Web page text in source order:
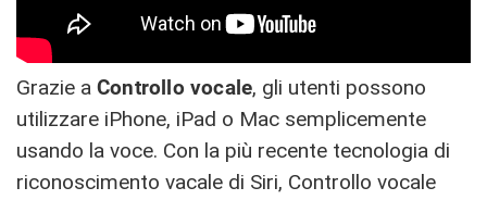
Grazie a Controllo vocale, gli utenti possono
utilizzare iPhone, iPad o Mac semplicemente
usando la voce. Con la più recente tecnologia di
riconoscimento vacale di Siri, Controllo vocale